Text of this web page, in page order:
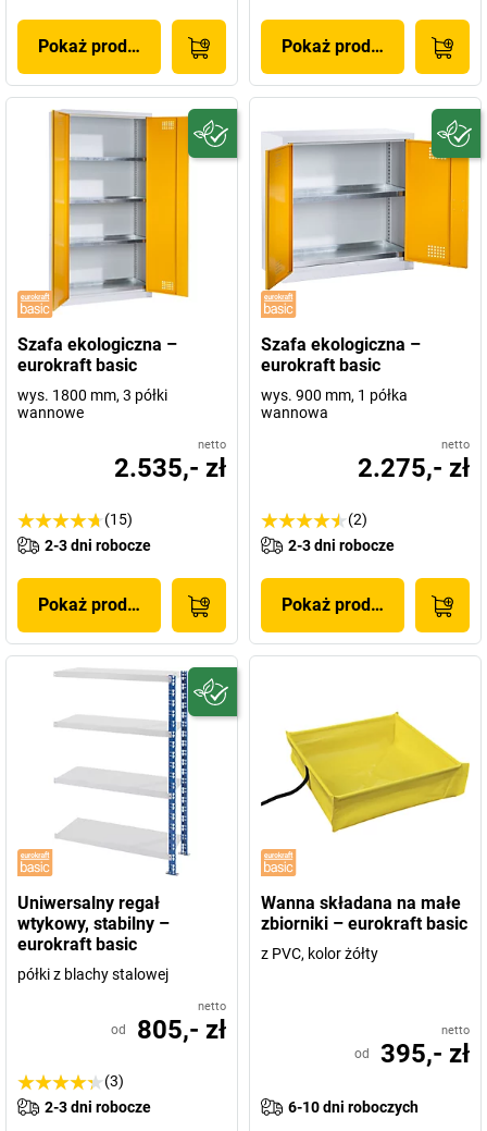
Pokaż produkt Pokaż produkt
Szafa ekologiczna –
eurokraft basic
wys. 1800 mm, 3 półki
wannowe
netto
2.535,- zł
(15)
2-3 dni robocze
Pokaż produkt
Szafa ekologiczna –
eurokraft basic
wys. 900 mm, 1 półka
wannowa
netto
2.275,- zł
(2)
2-3 dni robocze
Pokaż produkt
Uniwersalny regał
wtykowy, stabilny –
eurokraft basic
półki z blachy stalowej
netto
od 805,- zł
(3)
2-3 dni robocze
Wanna składana na małe
zbiorniki – eurokraft basic
z PVC, kolor żółty
netto
od 395,- zł
6-10 dni roboczych